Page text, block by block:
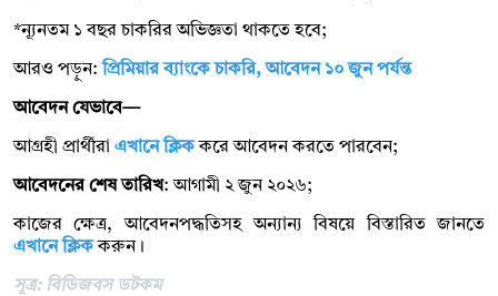
*ন্যূনতম ১ বছর চাকরির অভিজ্ঞতা থাকতে হবে;
আরও পড়ুন: প্রিমিয়ার ব্যাংকে চাকরি, আবেদন ১০ জুন পর্যন্ত
আবেদন যেভাবে—
আগ্রহী প্রার্থীরা এখানে ক্লিককরে আবেদন করতে পারবেন;
আবেদনের শেষ তারিখ: আগামী ২ জুন ২০২৬;
কাজের ক্ষেত্র, আবেদনপদ্ধতিসহ অন্যান্য বিষয়ে বিস্তারিত জানতে
এখানে ক্লিককরুন।
সূত্র: বিডিজবস ডটকম